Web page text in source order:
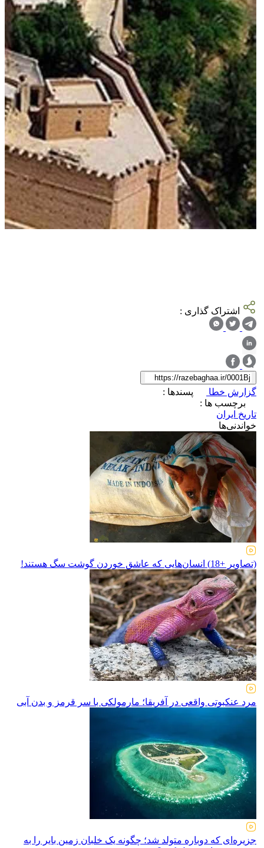
اشتراک گذاری :
گزارش خطا
پسندها :
برچسب ها :
تاریخ ایران
خواندنی‌ها
(تصاویر +18) انسان‌هایی که عاشق خوردن گوشت سگ هستند!
مرد عنکبوتی واقعی در آفریقا؛ مارمولکی با سر قرمز و بدن آبی
جزیره‌ای که دوباره متولد شد؛ چگونه یک خلبان زمین بایر را به